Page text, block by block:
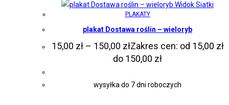
Widok Siatki
PLAKATY
plakat Dostawa roślin – wieloryb
15,00 zł – 150,00 złZakres cen: od 15,00 zł
do 150,00 zł
wysyłka do 7 dni roboczych